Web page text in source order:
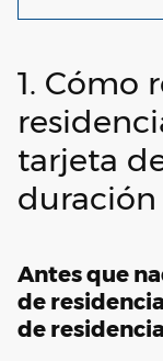
1. Cómo
tarjeta
duración
Antes que
de
de